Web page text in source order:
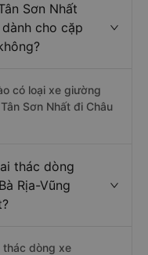
Sơn Nhất
cho cặp
có loại xe giường
Sơn Nhất đi Châu
thác dòng
Rịa-Vũng
thác dòng xe